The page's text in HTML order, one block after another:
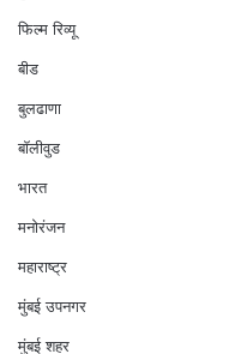
फिल्म रिव्यू
बीड
बुलढाणा
बॉलीवुड
भारत
मनोरंजन
महाराष्ट्र
मुंबई उपनगर
मुंबई शहर